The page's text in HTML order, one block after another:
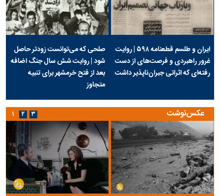
ایران و طلسم قطعنامه ۵۹۸ | روایت
غرور راهبردی و فرصت‌های از دست
رفته‌ای که اثراتی جبران‌ناپذیر داشت
صلحی که می‌توانست زودتر حاصل
شود | روایت شش سال جنگ اضافه
بعد از فتح خرمشهر برای تنبیه
متجاوز
عکس‌نوشت ۱ ۲ ۳